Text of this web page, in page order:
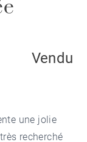
Vendu
une jolie
recherché